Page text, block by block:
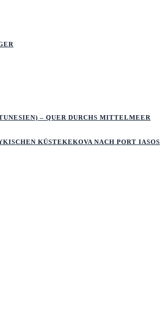
– QUER DURCHS MITTELMEER
KÜSTEKEKOVA NACH PORT IASOS